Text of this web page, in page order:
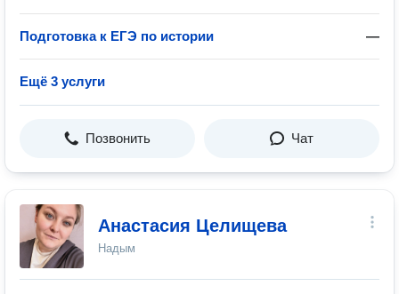
Подготовка к ЕГЭ по истории —
Ещё 3 услуги
Позвонить Чат
Анастасия Целищева
Надым